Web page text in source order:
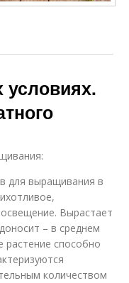
для выращивания в
Вырастает
– в среднем
растение способно
количеством